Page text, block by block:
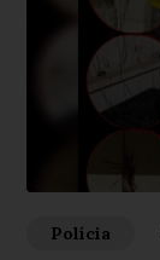
Polícia